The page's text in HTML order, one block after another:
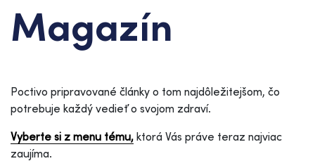
Magazín
Poctivo pripravované články o tom najdôležitejšom, čo
potrebuje každý vedieť o svojom zdraví.
Vyberte si z menu tému, ktorá Vás práve teraz najviac
zaujíma.